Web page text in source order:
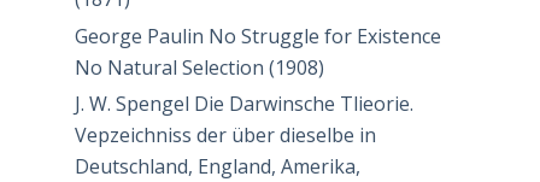
George Paulin No Struggle for Existence
No Natural Selection (1908)
J. W. Spengel Die Darwinsche Tlieorie.
Vepzeichniss der über dieselbe in
Deutschland, England, Amerika,